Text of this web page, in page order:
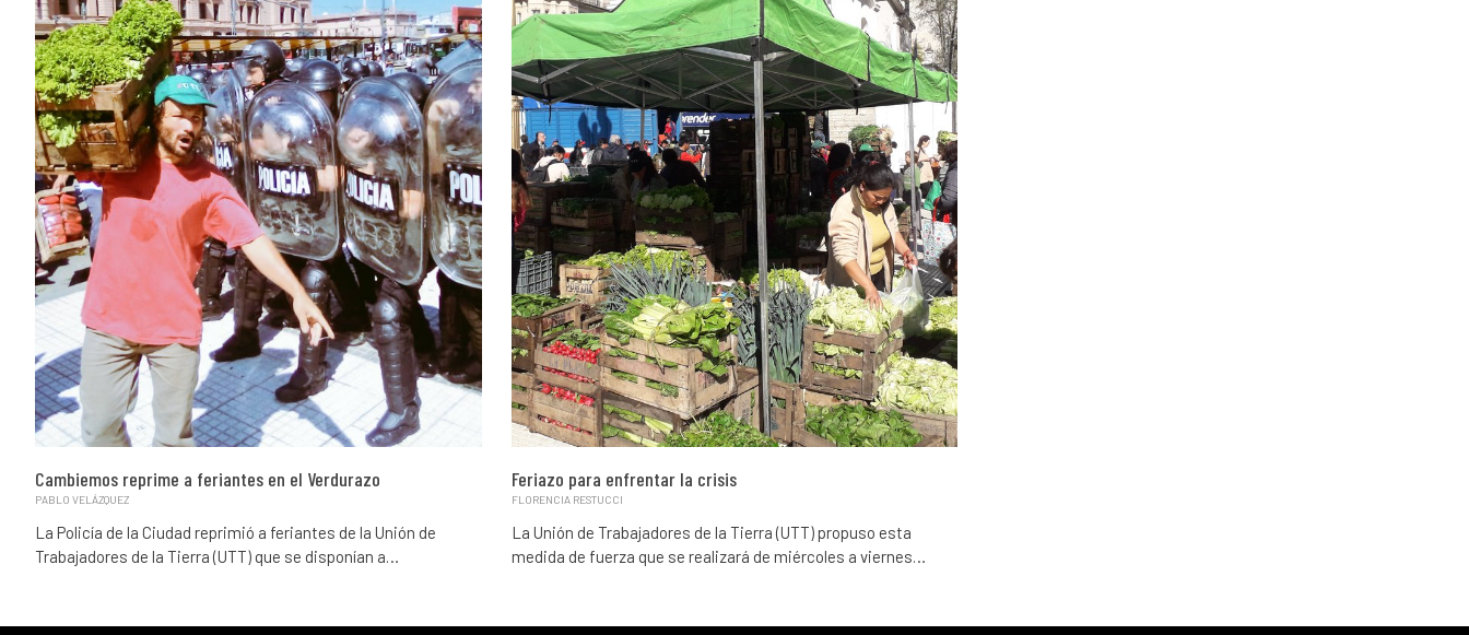
Cambiemos reprime a feriantes en el Verdurazo
PABLO VELÁZQUEZ
La Policía de la Ciudad reprimió a feriantes de la Unión de
Trabajadores de la Tierra (UTT) que se disponían a…
Feriazo para enfrentar la crisis
FLORENCIA RESTUCCI
La Unión de Trabajadores de la Tierra (UTT) propuso esta
medida de fuerza que se realizará de miércoles a viernes…